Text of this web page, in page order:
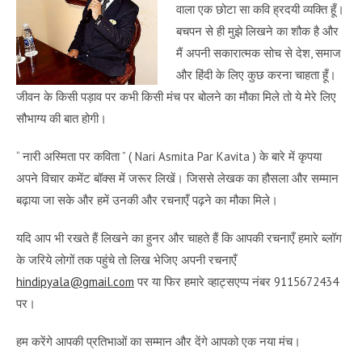
वाला एक छोटा सा कवि ह्रदयी व्यक्ति हूँ।
बचपन से ही मुझे लिखने का शौक है और
मैं अपनी सकारात्मक सोच से देश, समाज
और हिंदी के लिए कुछ करना चाहता हूँ।
जीवन के किसी पड़ाव पर कभी किसी मंच पर बोलने का मौका मिले तो ये मेरे लिए
सौभाग्य की बात होगी।
“ नारी अस्मिता पर कविता ” ( Nari Asmita Par Kavita ) के बारे में कृपया
अपने विचार कमेंट बॉक्स में जरूर लिखें। जिससे लेखक का हौसला और सम्मान
बढ़ाया जा सके और हमें उनकी और रचनाएँ पढ़ने का मौका मिले।
यदि आप भी रखते हैं लिखने का हुनर और चाहते हैं कि आपकी रचनाएँ हमारे ब्लॉग
के जरिये लोगों तक पहुंचे तो लिख भेजिए अपनी रचनाएँ
hindipyala@gmail.com पर या फिर हमारे व्हाट्सएप्प नंबर 9115672434
पर।
हम करेंगे आपकी प्रतिभाओं का सम्मान और देंगे आपको एक नया मंच।